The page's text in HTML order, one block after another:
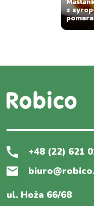
z
+48 (22) 621
ul. Hoża 66/68